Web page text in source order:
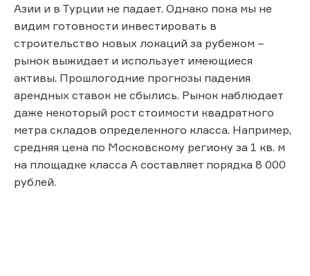
Азии и в Турции не падает. Однако пока мы не
видим готовности инвестировать в
строительство новых локаций за рубежом –
рынок выжидает и использует имеющиеся
активы. Прошлогодние прогнозы падения
арендных ставок не сбылись. Рынок наблюдает
даже некоторый рост стоимости квадратного
метра складов определенного класса. Например,
средняя цена по Московскому региону за 1 кв. м
на площадке класса А составляет порядка 8 000
рублей.